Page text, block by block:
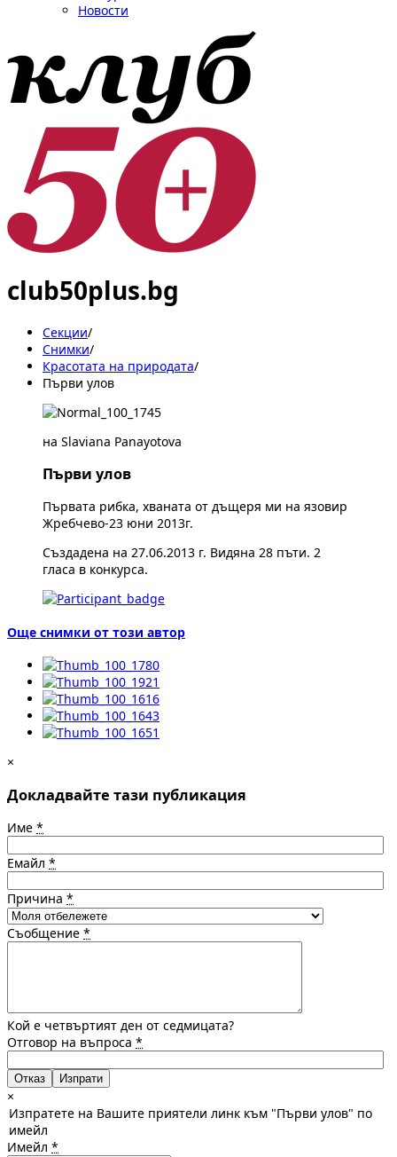
Новости
club50plus.bg
Секции/
Снимки/
Красотата на природата/
Първи улов
на Slaviana Panayotova
Първи улов
Първата рибка, хваната от дъщеря ми на язовир
Жребчево-23 юни 2013г.
Създадена на 27.06.2013 г. Видяна 28 пъти. 2
гласа в конкурса.
Още снимки от този автор
×
Докладвайте тази публикация
Име *
Емайл *
Причина *
Съобщение *
Кой е четвъртият ден от седмицата?
Отговор на въпроса *
Отказ
×
Изпратете на Вашите приятели линк към "Първи улов" по
имейл
Имейл *